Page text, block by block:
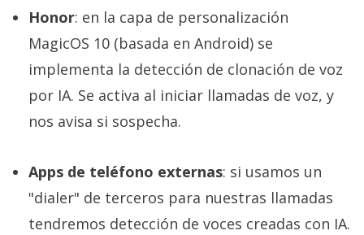
Honor: en la capa de personalización
MagicOS 10 (basada en Android) se
implementa la detección de clonación de voz
por IA. Se activa al iniciar llamadas de voz, y
nos avisa si sospecha.
Apps de teléfono externas: si usamos un
"dialer" de terceros para nuestras llamadas
tendremos detección de voces creadas con IA.